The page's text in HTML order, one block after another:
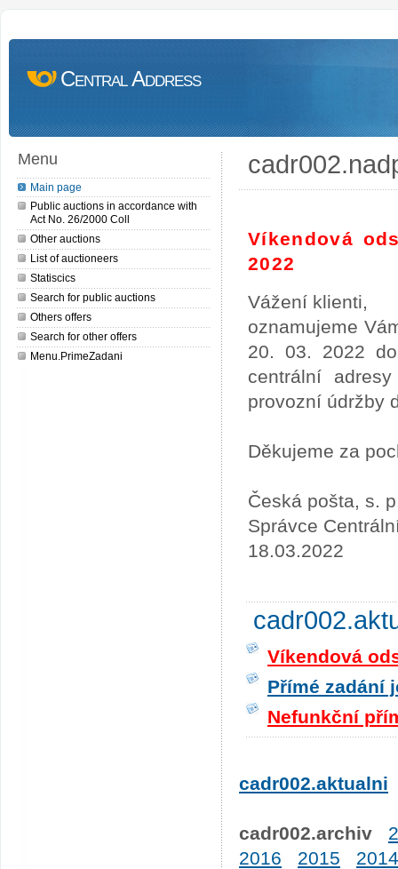
Central Address
Menu
Main page
Public auctions in accordance with
Act No. 26/2000 Coll
Other auctions
List of auctioneers
Statiscics
Search for public auctions
Others offers
Search for other offers
Menu.PrimeZadani
Víkendová
2022
Vážení klienti,
oznamujeme
20. 03. 2022
centrální
provozní údržby
Děkujeme za
Česká pošta, s.
Správce
18.03.2022
Víkendová
Přímé zadání
Nefunkční
cadr002.aktualni
cadr002.archiv
2016
2015 2014